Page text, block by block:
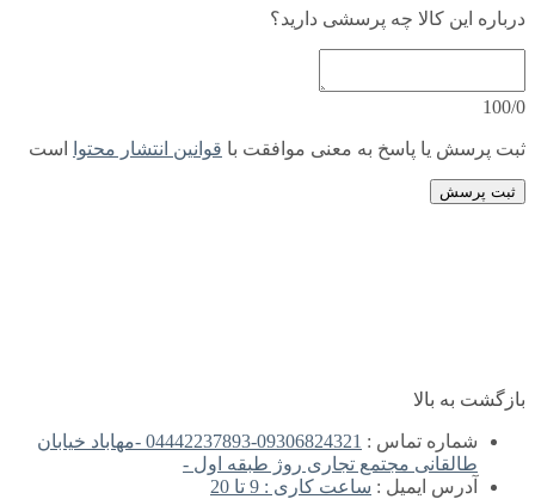
درباره این کالا چه پرسشی دارید؟
100/0
ثبت پرسش یا پاسخ به معنی موافقت با قوانین انتشار محتوا است
ثبت پرسش
بازگشت به بالا
شماره تماس :
09306824321-04442237893 -مهاباد خیابان
طالقانی مجتمع تجاری روژ طبقه اول -
آدرس ایمیل : ساعت کاری : 9 تا 20